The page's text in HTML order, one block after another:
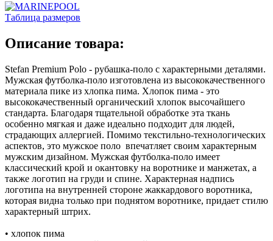
Таблица размеров
Описание товара:
Stefan Premium Polo - рубашка-поло с характерными деталями.
Мужская футболка-поло изготовлена ​​из высококачественного
материала пике из хлопка пима. Хлопок пима - это
высококачественный органический хлопок высочайшего
стандарта. Благодаря тщательной обработке эта ткань
особенно мягкая и даже идеально подходит для людей,
страдающих аллергией. Помимо текстильно-технологических
аспектов, это мужское поло впечатляет своим характерным
мужским дизайном. Мужская футболка-поло имеет
классический крой и окантовку на воротнике и манжетах, а
также логотип на груди и спине. Характерная надпись
логотипа на внутренней стороне жаккардового воротника,
которая видна только при поднятом воротнике, придает стилю
характерный штрих.
• хлопок пима